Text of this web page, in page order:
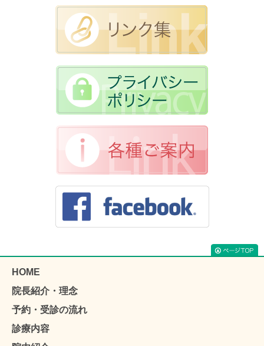
HOME
院長紹介・理念
予約・受診の流れ
診療内容